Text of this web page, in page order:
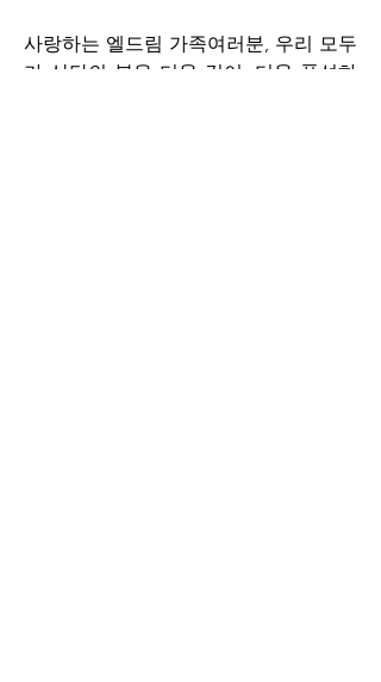
사랑하는 엘드림 가족여러분, 우리 모두
가 상단의 복을 더욱 깊이, 더욱 풍성하